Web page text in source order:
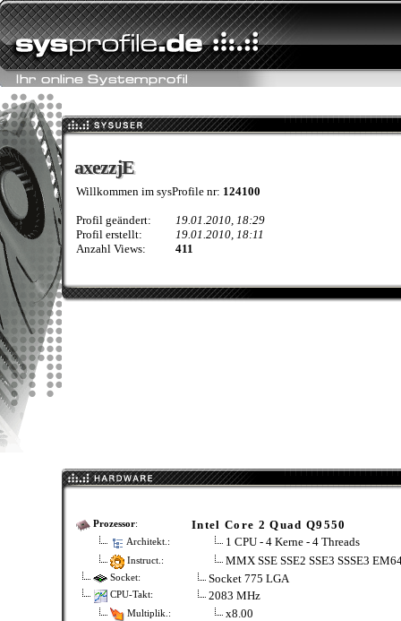
axezzjE
axezzjE
Willkommen im sysProfile nr: 124100
Profil geändert:
19.01.2010, 18:29
Profil erstellt:
19.01.2010, 18:11
Anzahl Views:
411
Prozessor: Intel Core 2 Quad Q9550
Architekt.: 1 CPU - 4 Kerne - 4 Threads
Instruct.: MMX SSE SSE2 SSE3 SSSE3
Socket: Socket 775 LGA
CPU-Takt: 2083 MHz
Multiplik.: x8.00